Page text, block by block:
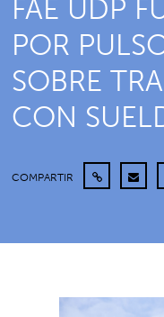
FAE UDP
POR
SOBRE
CON
COMPARTIR